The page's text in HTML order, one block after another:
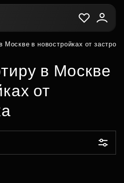
Москве в новостройках от
в Москве
от